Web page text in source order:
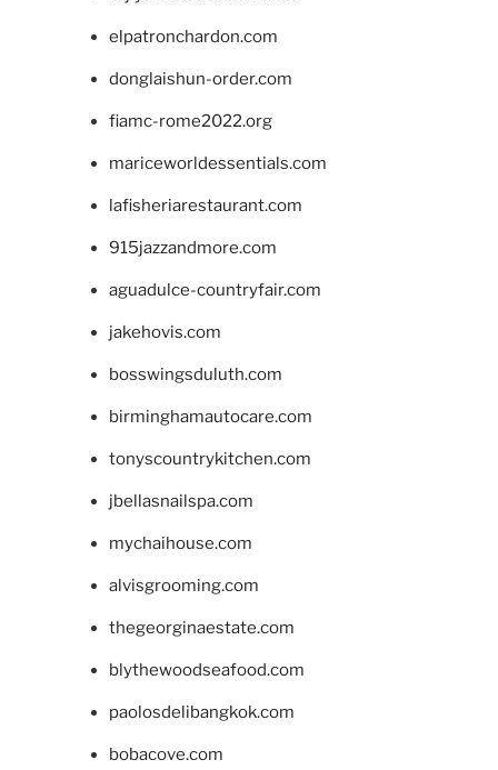
elpatronchardon.com
donglaishun-order.com
fiamc-rome2022.org
mariceworldessentials.com
lafisheriarestaurant.com
915jazzandmore.com
aguadulce-countryfair.com
jakehovis.com
bosswingsduluth.com
birminghamautocare.com
tonyscountrykitchen.com
jbellasnailspa.com
mychaihouse.com
alvisgrooming.com
thegeorginaestate.com
blythewoodseafood.com
paolosdelibangkok.com
bobacove.com